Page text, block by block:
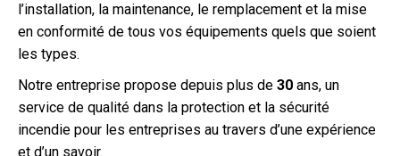
l’installation, la maintenance, le remplacement et la mise
en conformité de tous vos équipements quels que soient
les types.
Notre entreprise propose depuis plus de 30 ans, un
service de qualité dans la protection et la sécurité
incendie pour les entreprises au travers d’une expérience
et d’un savoir.